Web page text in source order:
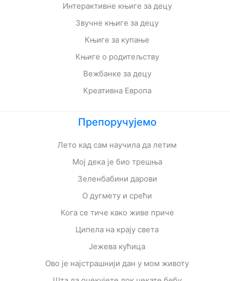
Интерактивне књиге за децу
Звучне књиге за децу
Књиге за купање
Књиге о родитељству
Вежбанке за децу
Креативна Европа
Препоручујемо
Лето кад сам научила да летим
Мој дека је био трешња
Зеленбабини дарови
О дугмету и срећи
Кога се тиче како живе приче
Ципела на крају света
Јежева кућица
Ово је најстрашнији дан у мом животу